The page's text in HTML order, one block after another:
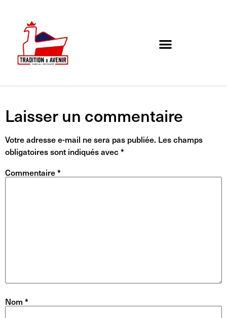
Laisser un commentaire
Votre adresse e-mail ne sera pas publiée. Les champs
obligatoires sont indiqués avec *
Commentaire*
Nom *